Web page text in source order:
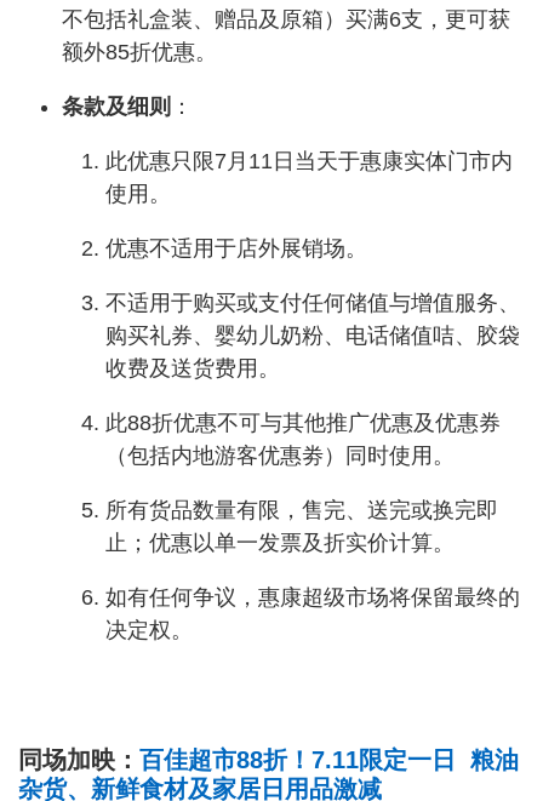
不包括礼盒装、赠品及原箱）买满6支，更可获
额外85折优惠。
条款及细则 ：
此优惠只限7月11日当天于惠康实体门市内
使用。
优惠不适用于店外展销场。
不适用于购买或支付任何储值与增值服务、
购买礼券、婴幼儿奶粉、电话储值咭、胶袋
收费及送货费用。
此88折优惠不可与其他推广优惠及优惠券
（包括内地游客优惠劵）同时使用。
所有货品数量有限，售完、送完或换完即
止；优惠以单一发票及折实价计算。
如有任何争议，惠康超级市场将保留最终的
决定权。
同场加映： 百佳超市88折！7.11限定一日 粮油
杂货、新鲜食材及家居日用品激减